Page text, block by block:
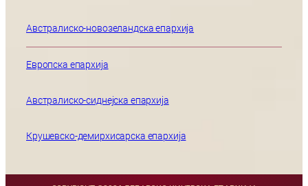
Австралиско-новозеландска епархија
Европска епархија
Австралиско-сиднејска епархија
Крушевско-демирхисарска епархија